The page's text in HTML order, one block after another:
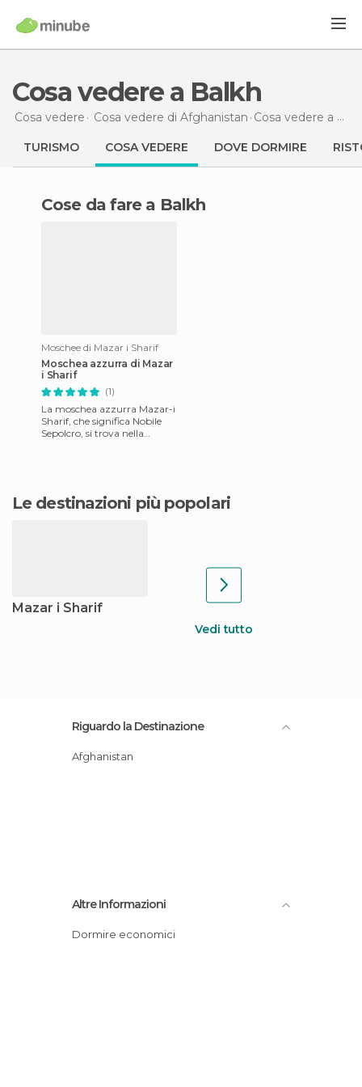
Cosa vedere a Balkh
Cosa vedere Cosa vedere di Afghanistan Cosa vedere a Balkh
TURISMO COSA VEDERE DOVE DORMIRE
Cose da fare a Balkh
Moschee di Mazar i Sharif
Moschea azzurra di Mazar
i Sharif
(1)
La moschea azzurra Mazar-i
Sharif, che significa Nobile
Sepolcro, si trova nella
Le destinazioni più popolari
Mazar i Sharif
Vedi tutto
Riguardo la Destinazione
Afghanistan
Altre Informazioni
Dormire economici